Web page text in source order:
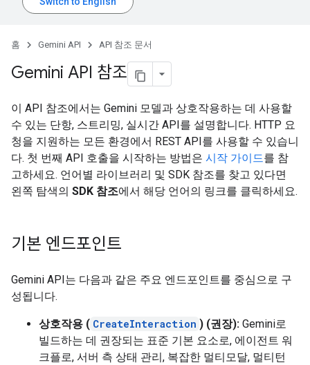
홈 Gemini API API 참조 문서
Gemini API 참조
이 API 참조에서는 Gemini 모델과 상호작용하는 데 사용할
수 있는 단항, 스트리밍, 실시간 API를 설명합니다. HTTP 요
청을 지원하는 모든 환경에서 REST API를 사용할 수 있습니
다. 첫 번째 API 호출을 시작하는 방법은 시작 가이드를 참
고하세요. 언어별 라이브러리 및 SDK 참조를 찾고 있다면
왼쪽 탐색의 SDK 참조에서 해당 언어의 링크를 클릭하세요.
기본 엔드포인트
Gemini API는 다음과 같은 주요 엔드포인트를 중심으로 구
성됩니다.
상호작용 ( CreateInteraction ) (권장): Gemini로
빌드하는 데 권장되는 표준 기본 요소로, 에이전트 워
크플로, 서버 측 상태 관리, 복잡한 멀티모달, 멀티턴